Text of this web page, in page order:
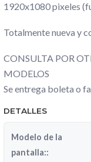
1920x1080 pixeles
Totalmente nueva y
CONSULTA POR
MODELOS
Se entrega boleta o
DETALLES
Modelo de la
pantalla::